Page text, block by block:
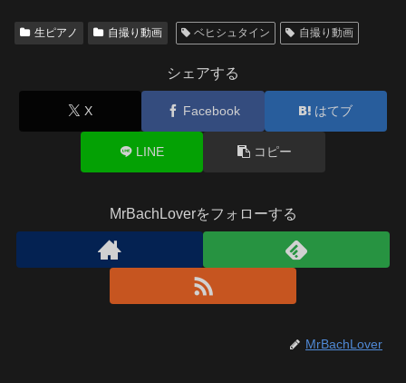
生ピアノ 自撮り動画 ベヒシュタイン 自撮り動画
シェアする
X Facebook はてブ
LINE コピー
MrBachLoverをフォローする
MrBachLover